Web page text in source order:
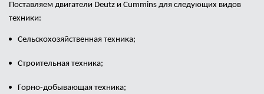
Поставляем двигатели Deutz и Cummins для следующих видов
техники:
Сельскохозяйственная техника;
Строительная техника;
Горно-добывающая техника;